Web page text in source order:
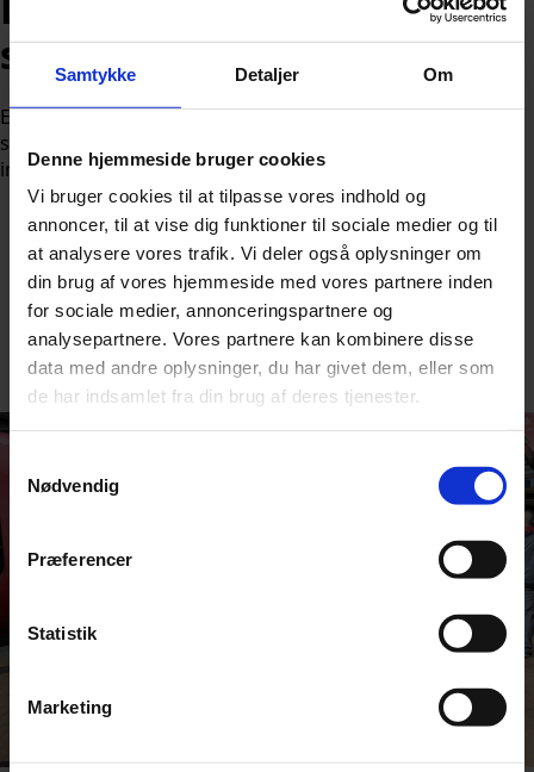
Samtykke Detaljer Om
Denne hjemmeside bruger cookies
Vi bruger cookies til at tilpasse vores indhold og
annoncer, til at vise dig funktioner til sociale medier og til
at analysere vores trafik. Vi deler også oplysninger om
din brug af vores hjemmeside med vores partnere inden
for sociale medier, annonceringspartnere og
analysepartnere. Vores partnere kan kombinere disse
data med andre oplysninger, du har givet dem, eller som
de har indsamlet fra din brug af deres tjenester.
Nødvendig
Præferencer
Statistik
Marketing
skaber det forsinkelser
En teknisk fejl har forårsaget kaos for togdriften flere
steder, hvorfor passagerer på flere strækninger må
indstille sig på aflyste afgange og længere rejsetider.
AfNicolai Ohlsen
Udgivet:26. maj 2026 kl. 9:26